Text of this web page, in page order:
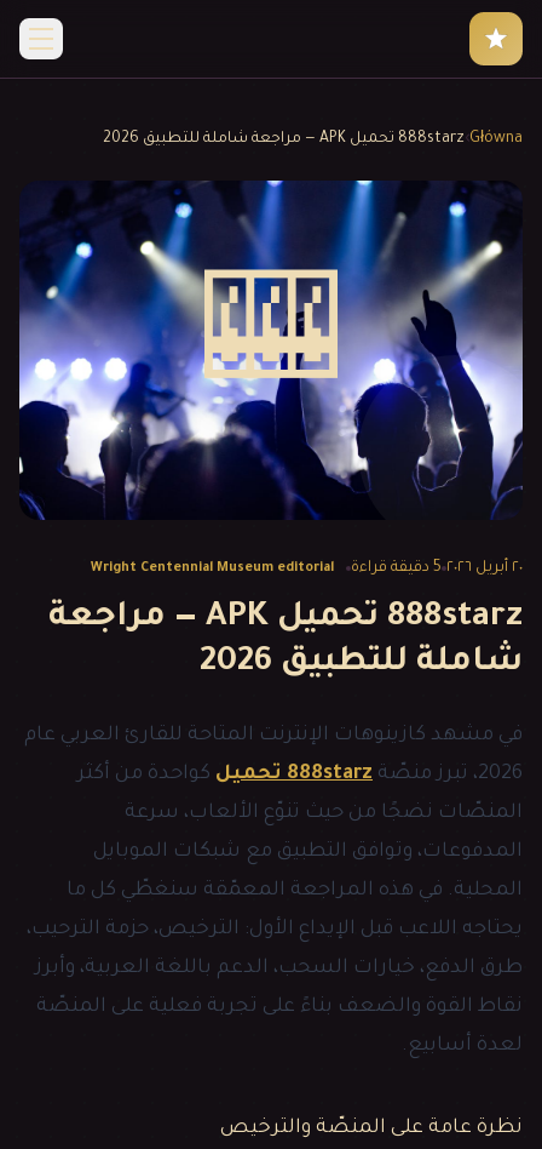
Główna
›888starz تحميل APK — مراجعة شاملة للتطبيق 2026
🎰
٢٠ أبريل ٢٠٢٦ 5 دقيقة قراءة Wright Centennial Museum editorial
888starz تحميل APK — مراجعة
شاملة للتطبيق 2026
في مشهد كازينوهات الإنترنت المتاحة للقارئ العربي عام
2026، تبرز منصّة
888starz تحميل
كواحدة من أكثر
المنصّات نضجًا من حيث تنوّع الألعاب، سرعة
المدفوعات، وتوافق التطبيق مع شبكات الموبايل
المحلية. في هذه المراجعة المعمّقة سنغطّي كل ما
يحتاجه اللاعب قبل الإيداع الأول: الترخيص، حزمة الترحيب،
طرق الدفع، خيارات السحب، الدعم باللغة العربية، وأبرز
نقاط القوة والضعف بناءً على تجربة فعلية على المنصّة
لعدة أسابيع.
نظرة عامة على المنصّة والترخيص